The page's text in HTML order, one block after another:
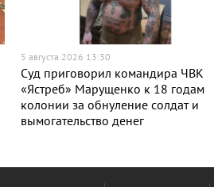
5 августа 2026 13:30
Суд приговорил командира ЧВК
«Ястреб» Марущенко к 18 годам
колонии за обнуление солдат и
вымогательство денег